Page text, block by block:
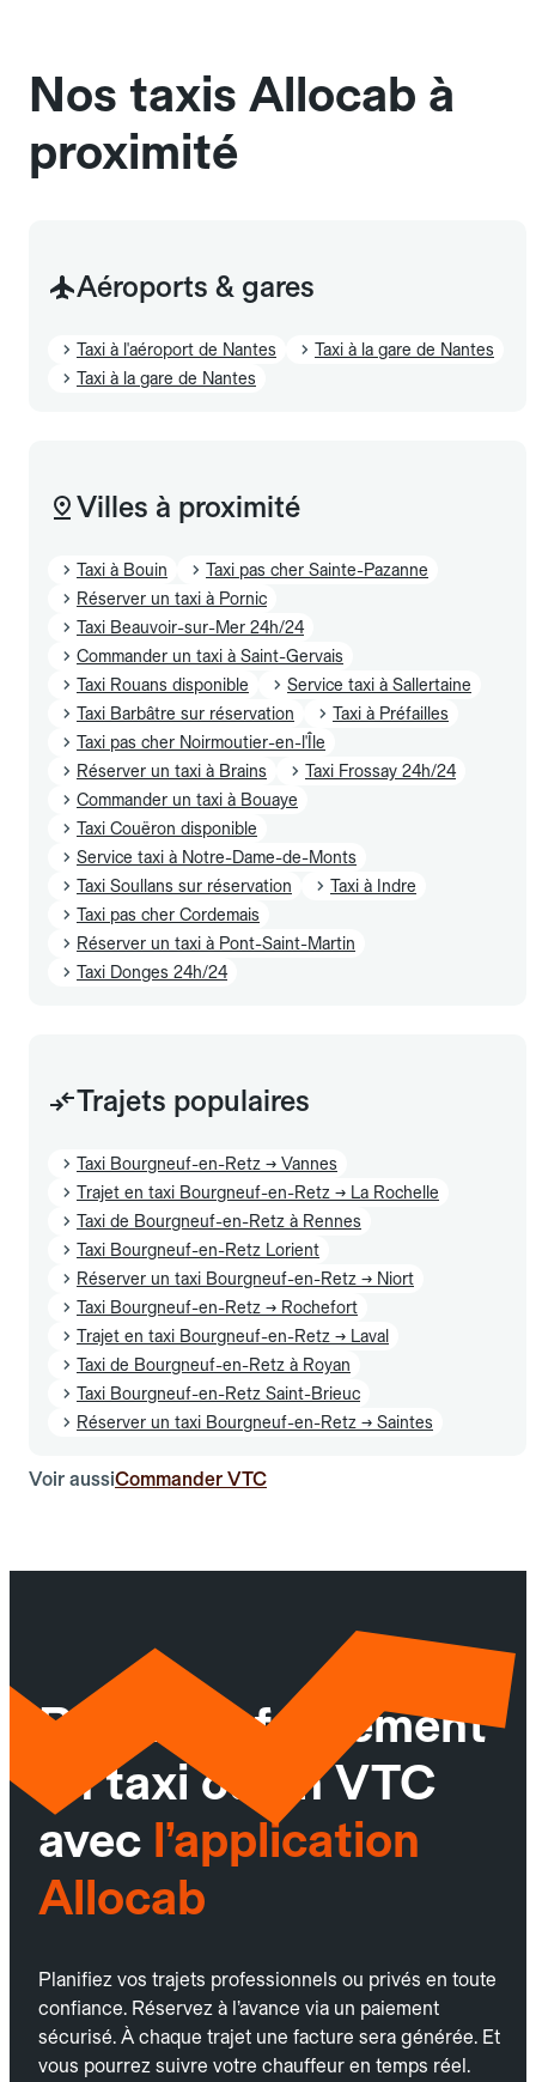
Nos taxis Allocab à
proximité
Aéroports & gares
Taxi à l'aéroport de Nantes
Taxi à la gare de Nantes
Taxi à la gare de Nantes
Villes à proximité
Taxi à Bouin
Taxi pas cher Sainte-Pazanne
Réserver un taxi à Pornic
Taxi Beauvoir-sur-Mer 24h/24
Commander un taxi à Saint-Gervais
Taxi Rouans disponible
Service taxi à Sallertaine
Taxi Barbâtre sur réservation
Taxi à Préfailles
Taxi pas cher Noirmoutier-en-l'Île
Réserver un taxi à Brains
Taxi Frossay 24h/24
Commander un taxi à Bouaye
Taxi Couëron disponible
Service taxi à Notre-Dame-de-Monts
Taxi Soullans sur réservation
Taxi à Indre
Taxi pas cher Cordemais
Réserver un taxi à Pont-Saint-Martin
Taxi Donges 24h/24
Trajets populaires
Taxi Bourgneuf-en-Retz → Vannes
Trajet en taxi Bourgneuf-en-Retz → La Rochelle
Taxi de Bourgneuf-en-Retz à Rennes
Taxi Bourgneuf-en-Retz Lorient
Réserver un taxi Bourgneuf-en-Retz → Niort
Taxi Bourgneuf-en-Retz → Rochefort
Trajet en taxi Bourgneuf-en-Retz → Laval
Taxi de Bourgneuf-en-Retz à Royan
Taxi Bourgneuf-en-Retz Saint-Brieuc
Réserver un taxi Bourgneuf-en-Retz → Saintes
Voir aussiCommander VTC
Réservez facilement
un taxi ou un VTC
avec l’application
Allocab
Planifiez vos trajets professionnels ou privés en toute
confiance. Réservez à l’avance via un paiement
sécurisé. À chaque trajet une facture sera générée. Et
vous pourrez suivre votre chauffeur en temps réel.